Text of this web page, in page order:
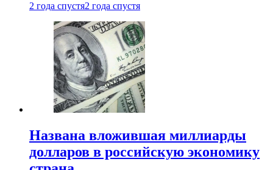
2 года спустя2 года спустя
Названа вложившая миллиарды
долларов в российскую экономику